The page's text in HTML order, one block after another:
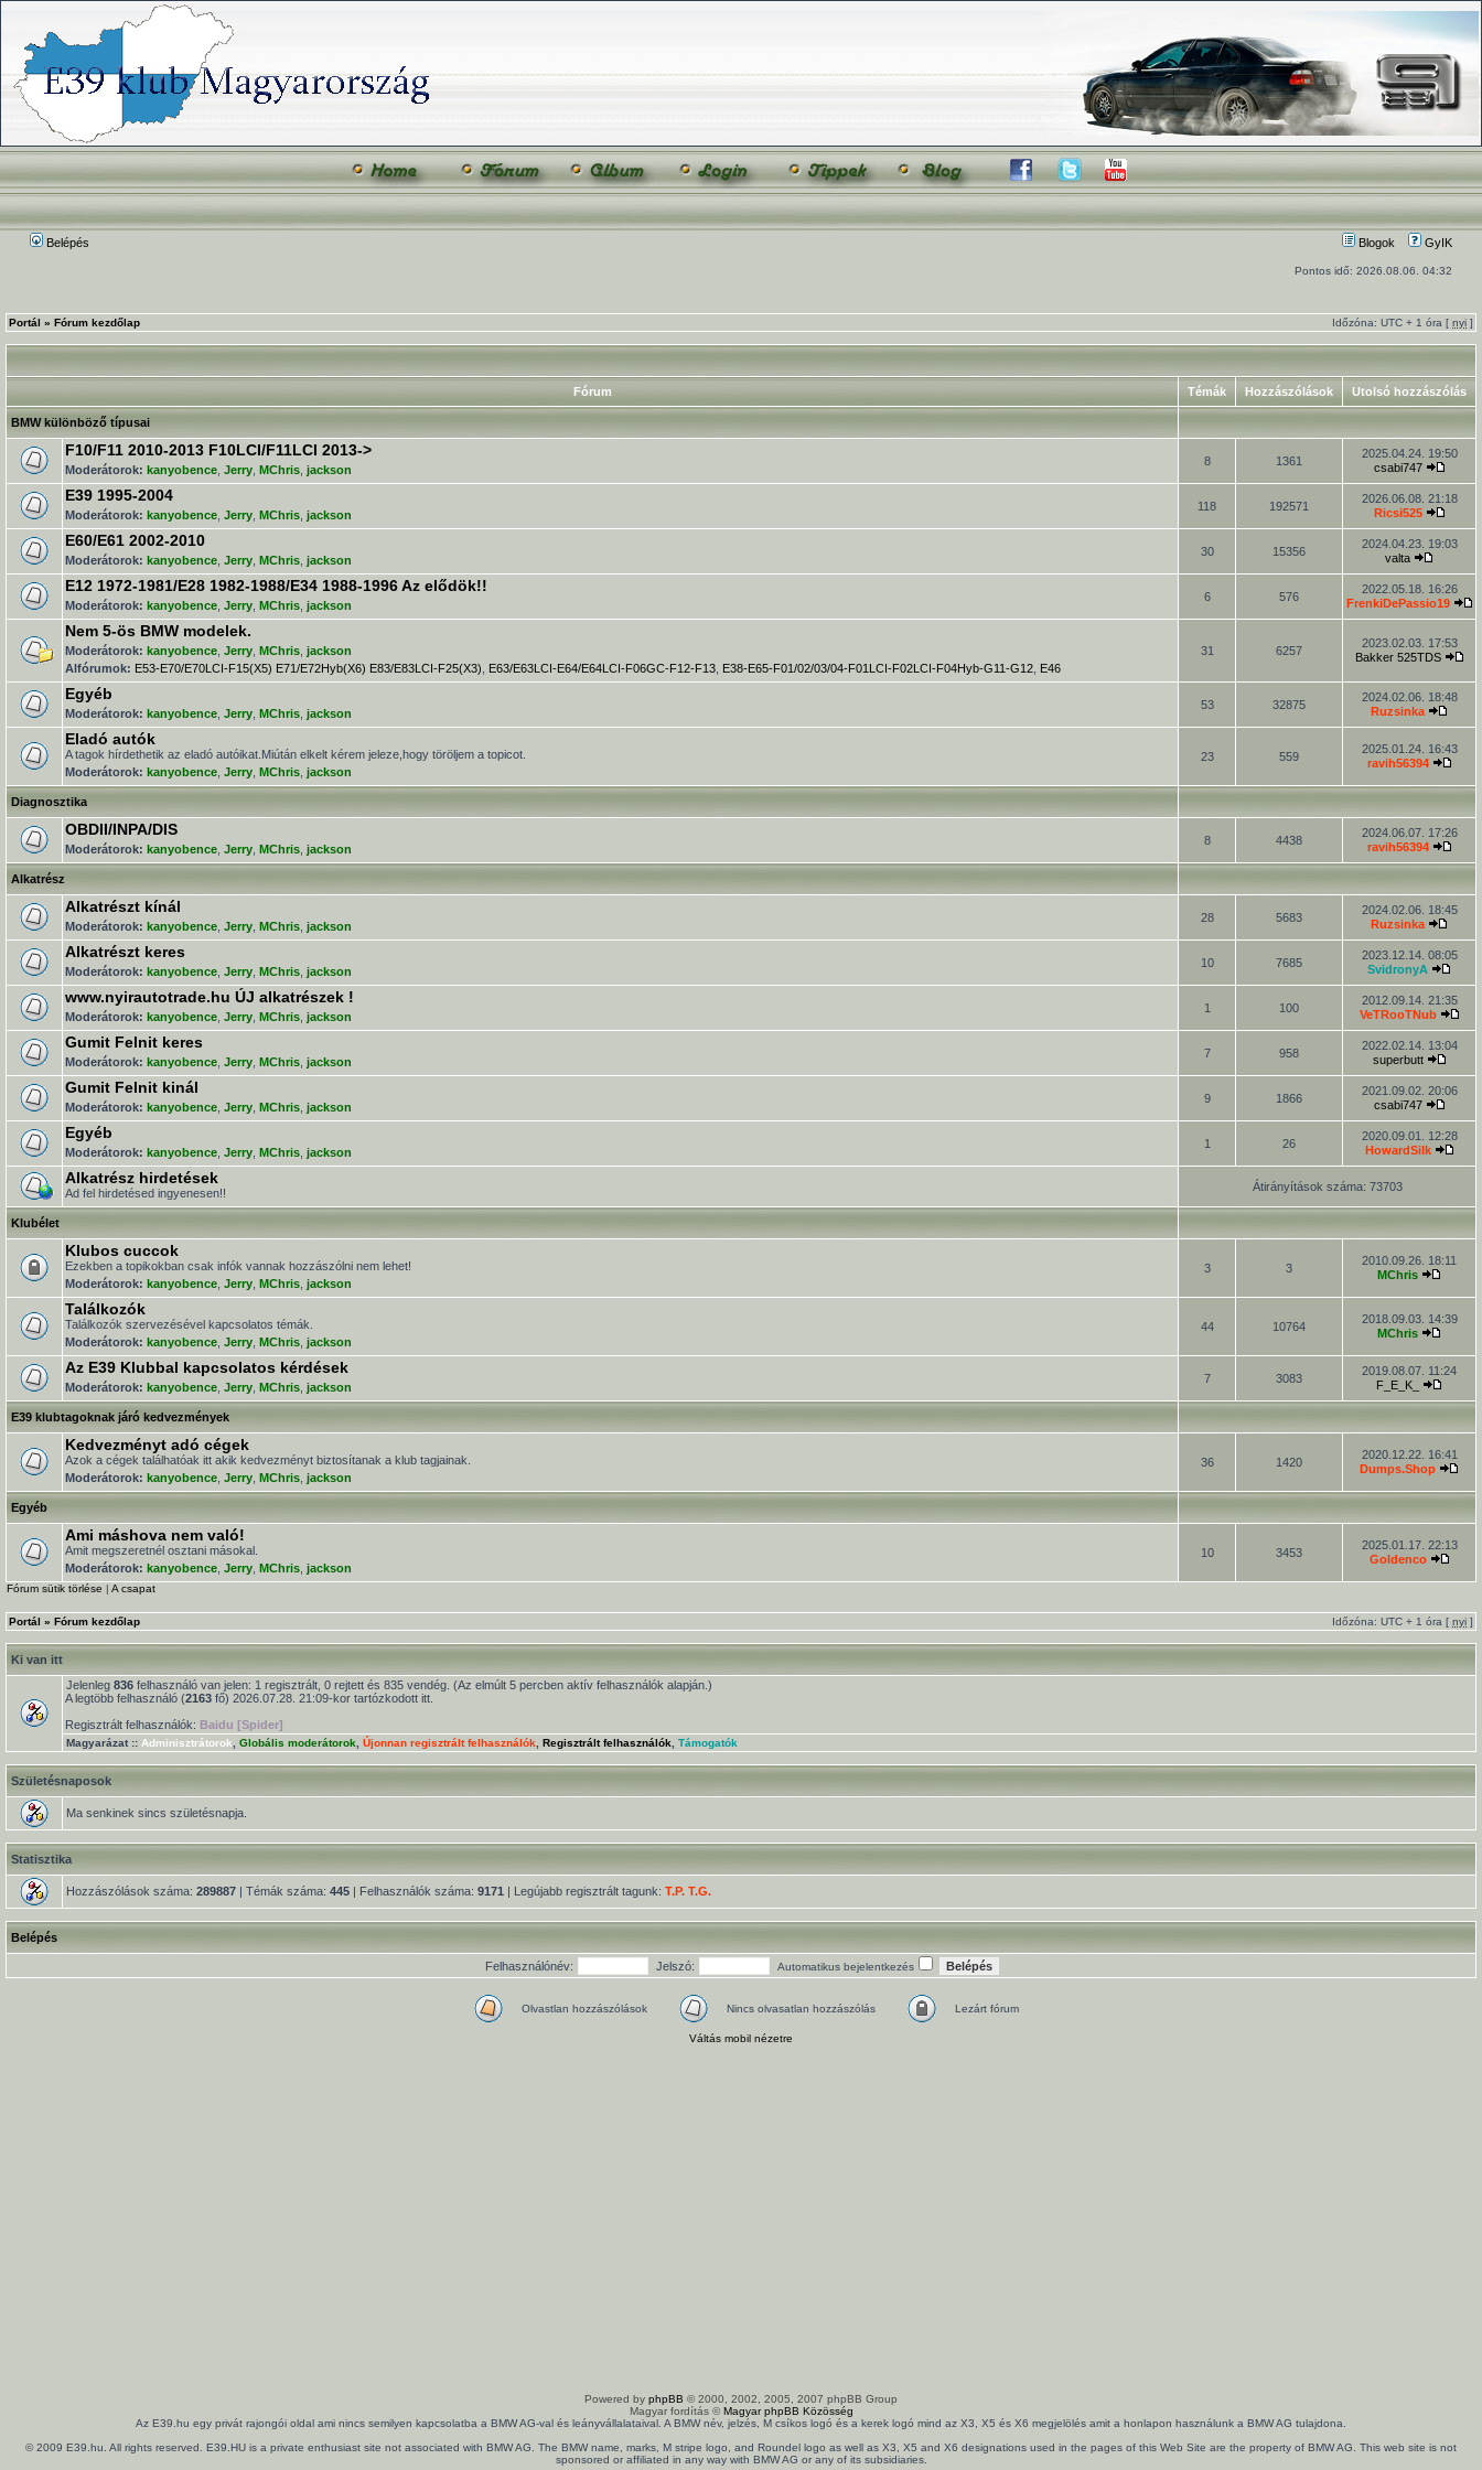
Belépés Blogok GyIK
Pontos idő: 2026.08.06. 04:32
Portál » Fórum kezdőlap Időzóna: UTC + 1 óra [ nyi ]
Fórum Témák Hozzászólások Utolsó hozzászólás
BMW különböző típusai
F10/F11 2010-2013 F10LCI/F11LCI 2013->
Moderátorok: kanyobence Jerry MChris jackson
8 1361
2025.04.24. 19:50
csabi747
E39 1995-2004
Moderátorok: kanyobence Jerry MChris jackson
118 192571
2026.06.08. 21:18
Ricsi525
E60/E61 2002-2010
Moderátorok: kanyobence Jerry MChris jackson
30 15356
2024.04.23. 19:03
valta
E12 1972-1981/E28 1982-1988/E34 1988-1996 Az elődök!!
Moderátorok: kanyobence Jerry MChris jackson
6 576
2022.05.18. 16:26
FrenkiDePassio19
Nem 5-ös BMW modelek.
Moderátorok: kanyobence Jerry MChris jackson
Alfórumok: E53-E70/E70LCI-F15(X5) E71/E72Hyb(X6) E83/E83LCI-F25(X3) E63/E63LCI-E64/E64LCI-F06GC-F12-F13 E38-E65-F01/02/03/04-F01LCI-F02LCI-F04Hyb-G11-G12 E46
31 6257
2023.02.03. 17:53
Bakker 525TDS
Egyéb
Moderátorok: kanyobence Jerry MChris jackson
53 32875
2024.02.06. 18:48
Ruzsinka
Eladó autók
A tagok hírdethetik az eladó autóikat.Miútán elkelt kérem jeleze,hogy töröljem a topicot.
Moderátorok: kanyobence Jerry MChris jackson
23 559
2025.01.24. 16:43
ravih56394
Diagnosztika
OBDII/INPA/DIS
Moderátorok: kanyobence Jerry MChris jackson
8 4438
2024.06.07. 17:26
ravih56394
Alkatrész
Alkatrészt kínál
Moderátorok: kanyobence Jerry MChris jackson
28 5683
2024.02.06. 18:45
Ruzsinka
Alkatrészt keres
Moderátorok: kanyobence Jerry MChris jackson
10 7685
2023.12.14. 08:05
SvidronyA
www.nyirautotrade.hu ÚJ alkatrészek !
Moderátorok: kanyobence Jerry MChris jackson
1 100
2012.09.14. 21:35
VeTRooTNub
Gumit Felnit keres
Moderátorok: kanyobence Jerry MChris jackson
7 958
2022.02.14. 13:04
superbutt
Gumit Felnit kinál
Moderátorok: kanyobence Jerry MChris jackson
9 1866
2021.09.02. 20:06
csabi747
Egyéb
Moderátorok: kanyobence Jerry MChris jackson
1 26
2020.09.01. 12:28
HowardSilk
Alkatrész hirdetések
Ad fel hirdetésed ingyenesen!! Átirányítások száma: 73703
Klubélet
Klubos cuccok
Ezekben a topikokban csak infók vannak hozzászólni nem lehet!
Moderátorok: kanyobence Jerry MChris jackson
3 3
2010.09.26. 18:11
MChris
Találkozók
Találkozók szervezésével kapcsolatos témák.
Moderátorok: kanyobence Jerry MChris jackson
44 10764
2018.09.03. 14:39
MChris
Az E39 Klubbal kapcsolatos kérdések
Moderátorok: kanyobence Jerry MChris jackson
7 3083
2019.08.07. 11:24
F_E_K_
E39 klubtagoknak járó kedvezmények
Kedvezményt adó cégek
Azok a cégek találhatóak itt akik kedvezményt biztosítanak a klub tagjainak.
Moderátorok: kanyobence Jerry MChris jackson
36 1420
2020.12.22. 16:41
Dumps.Shop
Egyéb
Ami máshova nem való!
Amit megszeretnél osztani másokal.
Moderátorok: kanyobence Jerry MChris jackson
10 3453
2025.01.17. 22:13
Goldenco
Fórum sütik törlése | A csapat
Portál » Fórum kezdőlap Időzóna: UTC + 1 óra [ nyi ]
Ki van itt
Jelenleg 836 felhasználó van jelen: 1 regisztrált, 0 rejtett és 835 vendég. (Az elmúlt 5 percben aktív felhasználók alapján.)
A legtöbb felhasználó (2163 fő) 2026.07.28. 21:09-kor tartózkodott itt.
Regisztrált felhasználók: Baidu [Spider]
Magyarázat :: Adminisztrátorok Globális moderátorok Újonnan regisztrált felhasználók Regisztrált felhasználók Támogatók
Születésnaposok
Ma senkinek sincs születésnapja.
Statisztika
Hozzászólások száma: 289887 | Témák száma: 445 | Felhasználók száma: 9171 | Legújabb regisztrált tagunk: T.P. T.G.
Belépés
Felhasználónév: Jelszó: Automatikus bejelentkezés
Olvastlan hozzászólások Nincs olvasatlan hozzászólás Lezárt fórum
Váltás mobil nézetre
Powered by phpBB © 2000, 2002, 2005, 2007 phpBB Group
Magyar fordítás ©Magyar phpBB Közösség
Az E39.hu egy privát rajongói oldal ami nincs semilyen kapcsolatba a BMW AG-val és leányvállalataival. A BMW név, jelzés, M csíkos logó és a kerek logó mind az X3, X5 és X6 megjelölés amit a honlapon használunk a BMW AG tulajdona.
© 2009 E39.hu. All rights reserved. E39.HU is a private enthusiast site not associated with BMW AG. The BMW name, marks, M stripe logo, and Roundel logo as well as X3, X5 and X6 designations used in the pages of this Web Site are the property of BMW AG. This web site is not
sponsored or affiliated in any way with BMW AG or any of its subsidiaries.